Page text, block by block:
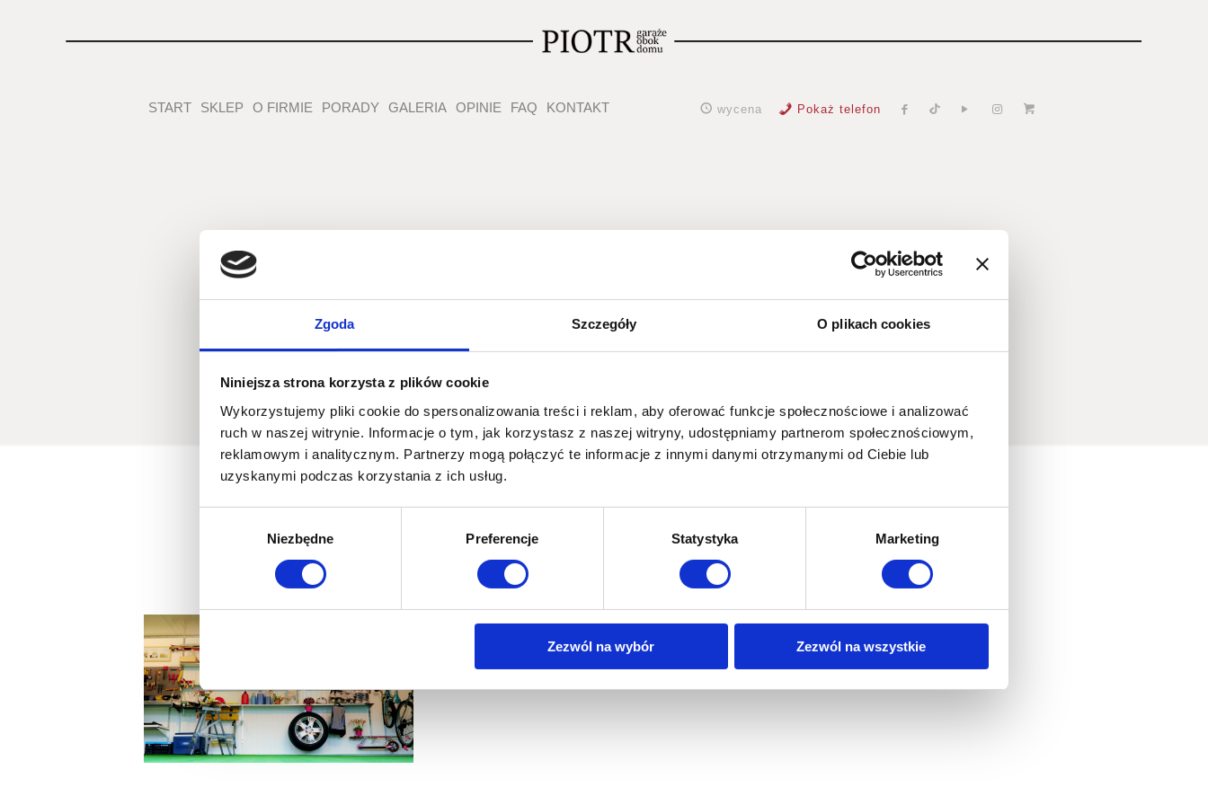
Zgoda Szczegóły O plikach cookies
Niniejsza strona korzysta z plików cookie
Wykorzystujemy pliki cookie do spersonalizowania treści i reklam, aby oferować funkcje społecznościowe i analizować
ruch w naszej witrynie. Informacje o tym, jak korzystasz z naszej witryny, udostępniamy partnerom społecznościowym,
reklamowym i analitycznym. Partnerzy mogą połączyć te informacje z innymi danymi otrzymanymi od Ciebie lub
uzyskanymi podczas korzystania z ich usług.
Niezbędne Preferencje Statystyka Marketing
Zezwól na wybór Zezwól na wszystkie
START SKLEP O FIRMIE PORADY GALERIA OPINIE FAQ KONTAKT wycena Pokaż telefon